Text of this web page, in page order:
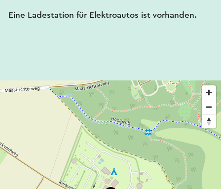
Eine Ladestation für Elektroautos ist vorhanden.